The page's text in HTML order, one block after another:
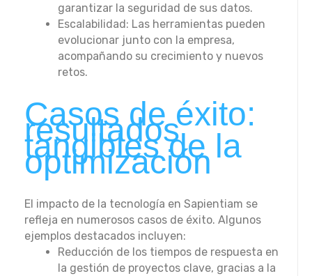
garantizar la seguridad de sus datos.
Escalabilidad: Las herramientas pueden
evolucionar junto con la empresa,
acompañando su crecimiento y nuevos
retos.
Casos de éxito:
resultados
tangibles de la
optimización
El impacto de la tecnología en Sapientiam se
refleja en numerosos casos de éxito. Algunos
ejemplos destacados incluyen:
Reducción de los tiempos de respuesta en
la gestión de proyectos clave, gracias a la